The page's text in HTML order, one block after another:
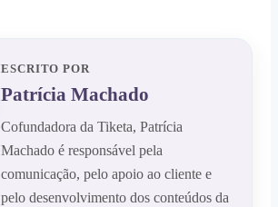
ESCRITO POR
Patrícia Machado
Cofundadora da Tiketa, Patrícia
Machado é responsável pela
comunicação, pelo apoio ao cliente e
pelo desenvolvimento dos conteúdos da